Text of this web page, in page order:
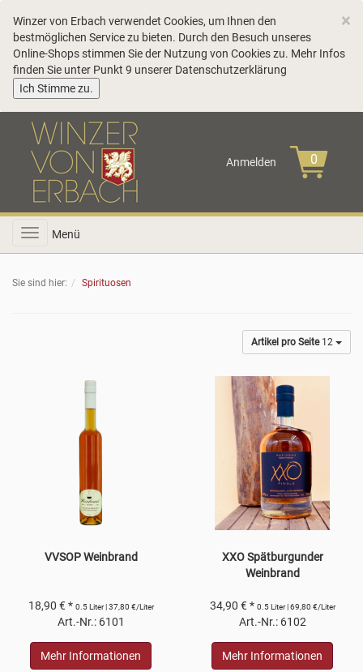
×
Winzer von Erbach verwendet Cookies, um Ihnen den
bestmöglichen Service zu bieten. Durch den Besuch unseres
Online-Shops stimmen Sie der Nutzung von Cookies zu. Mehr Infos
finden Sie unter Punkt 9 unserer Datenschutzerklärung
Ich Stimme zu.
Anmelden
Toggle
navigation
Menü
Sie sind hier: Spirituosen
Artikel pro Seite 12
VVSOP Weinbrand
18,90 € * 0.5 Liter | 37,80 €/Liter
Art.-Nr.: 6101
Mehr Informationen
XXO Spätburgunder
Weinbrand
34,90 € * 0.5 Liter | 69,80 €/Liter
Art.-Nr.: 6102
Mehr Informationen